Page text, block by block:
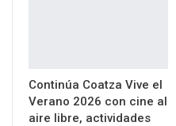
Continúa Coatza Vive el
Verano 2026 con cine al
aire libre, actividades